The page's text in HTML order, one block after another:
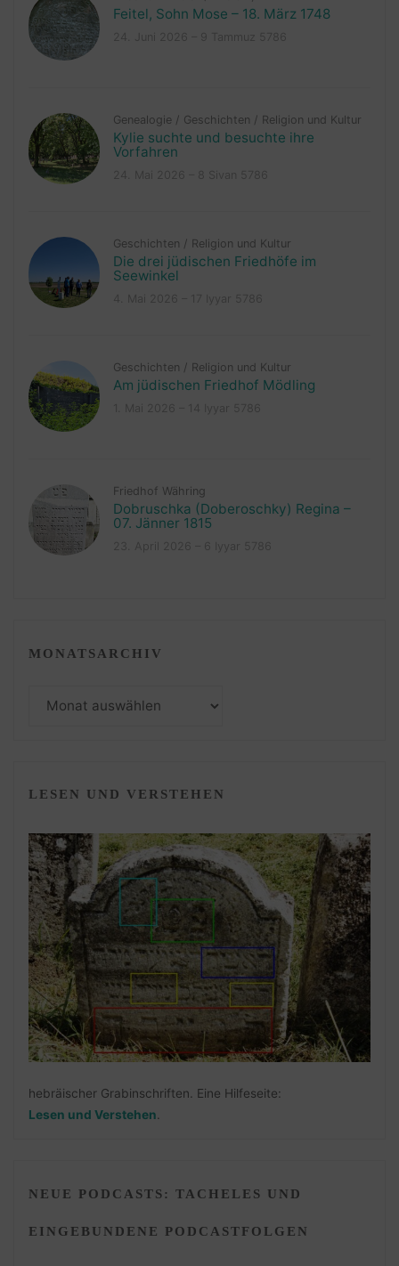
Feitel, Sohn Mose – 18. März 1748
Genealogie / Geschichten / Religion und Kultur
Kylie suchte und besuchte ihre
Vorfahren
Geschichten / Religion und Kultur
Die drei jüdischen Friedhöfe im
Seewinkel
Geschichten / Religion und Kultur
Am jüdischen Friedhof Mödling
Friedhof Währing
Dobruschka (Doberoschky) Regina –
07. Jänner 1815
MONATSARCHIV
LESEN UND VERSTEHEN
hebräischer Grabinschriften. Eine Hilfeseite:
Lesen und Verstehen
NEUE PODCASTS: TACHELES UND
EINGEBUNDENE PODCASTFOLGEN